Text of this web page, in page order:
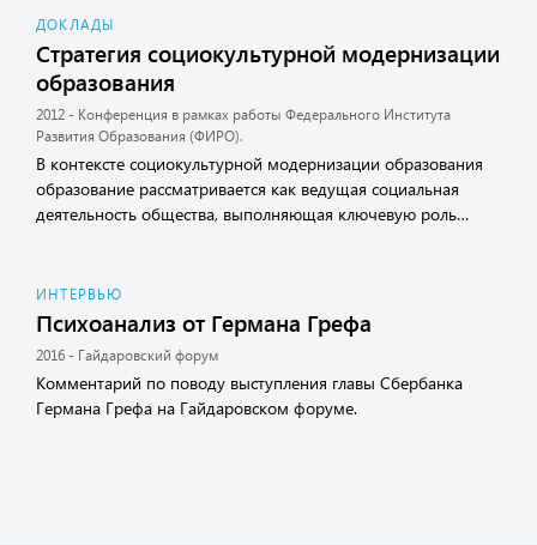
ДОКЛАДЫ
Стратегия социокультурной модернизации
образования
В контексте социокультурной модернизации образования
образование рассматривается как ведущая социальная
деятельность общества, выполняющая ключевую роль…
2012 - Конференция в рамках работы Федерального Института
Развития Образования (ФИРО).
ИНТЕРВЬЮ
Психоанализ от Германа Грефа
Комментарий по поводу выступления главы Сбербанка
Германа Грефа на Гайдаровском форуме.
2016 - Гайдаровский форум